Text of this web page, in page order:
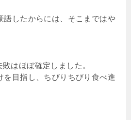
語したからには、そこまではや
はほぼ確定しました。
を目指し、ちびりちびり食べ進